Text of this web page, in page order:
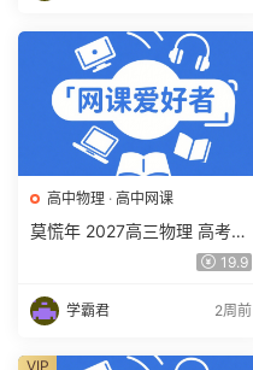
高中物理 · 高中网课
莫慌年 2027高三物理 高考物
19.9
学霸君 2周前
VIP